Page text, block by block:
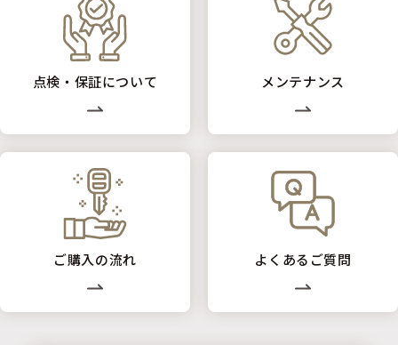
点検・保証について メンテナンス
ご購入の流れ よくあるご質問